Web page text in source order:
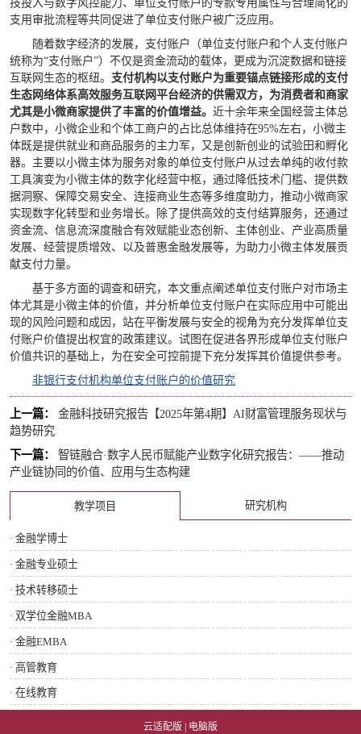
技投入与数字风控能力、单位支付账户的专款专用属性与合理简化的
支用审批流程等共同促进了单位支付账户被广泛应用。
随着数字经济的发展，支付账户（单位支付账户和个人支付账户
统称为“支付账户”）不仅是资金流动的载体，更成为沉淀数据和链接
互联网生态的枢纽。 支付机构以支付账户为重要锚点链接形成的支付
生态网络体系高效服务互联网平台经济的供需双方，为消费者和商家
尤其是小微商家提供了丰富的价值增益。 近十余年来全国经营主体总
户数中，小微企业和个体工商户的占比总体维持在95%左右，小微主
体既是提供就业和商品服务的主力军，又是创新创业的试验田和孵化
器。主要以小微主体为服务对象的单位支付账户从过去单纯的收付款
工具演变为小微主体的数字化经营中枢，通过降低技术门槛、提供数
据洞察、保障交易安全、连接商业生态等多维度助力，推动小微商家
实现数字化转型和业务增长。除了提供高效的支付结算服务，还通过
资金流、信息流深度融合有效赋能业态创新、主体创业、产业高质量
发展、经营提质增效、以及普惠金融发展等，为助力小微主体发展贡
献支付力量。
基于多方面的调查和研究，本文重点阐述单位支付账户对市场主
体尤其是小微主体的价值，并分析单位支付账户在实际应用中可能出
现的风险问题和成因，站在平衡发展与安全的视角为充分发挥单位支
付账户价值提出权宜的政策建议。试图在促进各界形成单位支付账户
价值共识的基础上，为在安全可控前提下充分发挥其价值提供参考。
非银行支付机构单位支付账户的价值研究
上一篇：
金融科技研究报告【2025年第4期】AI财富管理服务现状与
趋势研究
下一篇：
智链融合·数字人民币赋能产业数字化研究报告：——推动
产业链协同的价值、应用与生态构建
教学项目 研究机构
· 金融学博士
· 金融专业硕士
· 技术转移硕士
· 双学位金融MBA
· 金融EMBA
· 高管教育
· 在线教育
云适配版 电脑版